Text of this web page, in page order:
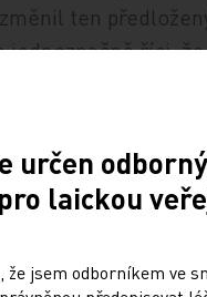
ten
říci,
nejen v počtu
například i s
uvedl do našeho
Třeba tím, že v
my, úředníci,
zdravotnictví
určen
laickou
že jsem odborníkem ve